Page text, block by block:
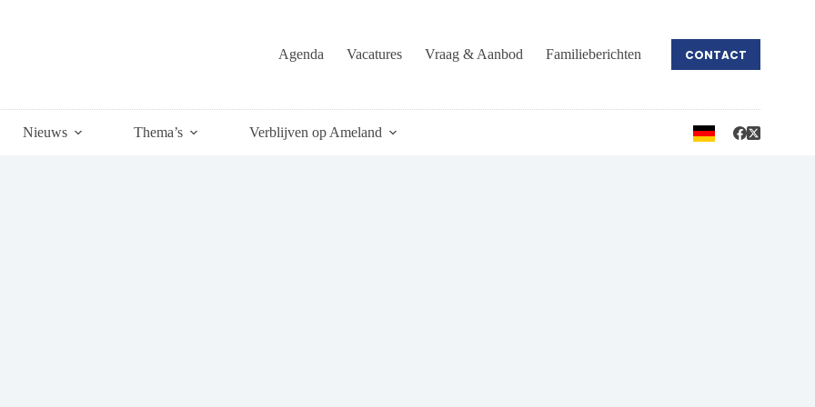
Agenda Vacatures Vraag & Aanbod Familieberichten CONTACT
Nieuws Thema’s Verblijven op Ameland